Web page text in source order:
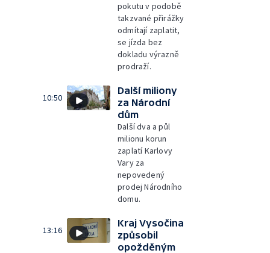
pokutu v podobě
takzvané přirážky
odmítají zaplatit,
se jízda bez
dokladu výrazně
prodraží.
10:50
Další miliony
za Národní
dům
Další dva a půl
milionu korun
zaplatí Karlovy
Vary za
nepovedený
prodej Národního
domu.
13:16
Kraj Vysočina
způsobil
opožděným